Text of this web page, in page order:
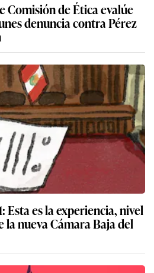
Comisión de Ética evalúe
denuncia contra Pérez
Esta es la experiencia, nivel
nueva Cámara Baja del